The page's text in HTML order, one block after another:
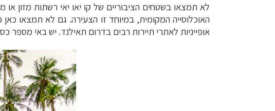
לא תמצאו בשטחים הציבוריים של קו יאו יאי רשתות מזון
האוכלוסייה המקומית, במיוחד זו הצעירה. גם לא תמצאו
אופייניות לאתרי תיירות רבים בדרום תאילנד. יש באי